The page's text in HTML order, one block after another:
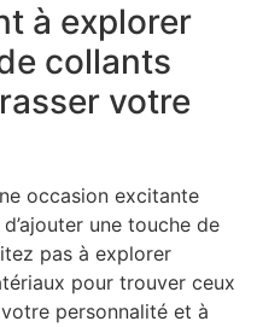
à explorer
collants
votre
occasion excitante
une touche de
pas à explorer
pour trouver ceux
personnalité et à